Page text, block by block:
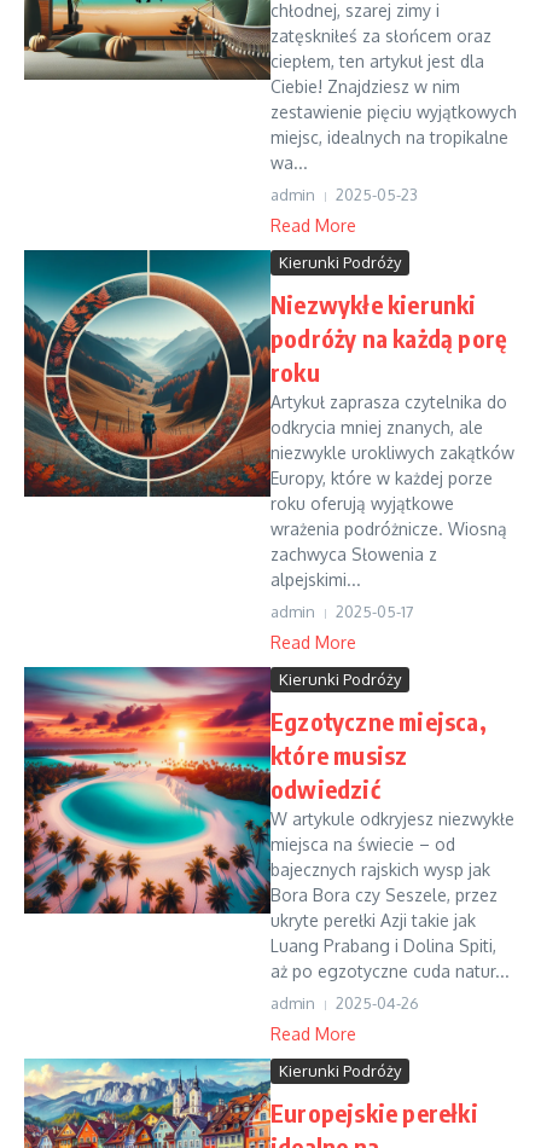
chłodnej, szarej zimy i
zatęskniłeś za słońcem oraz
ciepłem, ten artykuł jest dla
Ciebie! Znajdziesz w nim
zestawienie pięciu wyjątkowych
miejsc, idealnych na tropikalne
wa...
admin 2025-05-23
Read More
Kierunki Podróży
Niezwykłe kierunki
podróży na każdą porę
roku
Artykuł zaprasza czytelnika do
odkrycia mniej znanych, ale
niezwykle urokliwych zakątków
Europy, które w każdej porze
roku oferują wyjątkowe
wrażenia podróżnicze. Wiosną
zachwyca Słowenia z
alpejskimi...
admin 2025-05-17
Read More
Kierunki Podróży
Egzotyczne miejsca,
które musisz
odwiedzić
W artykule odkryjesz niezwykłe
miejsca na świecie – od
bajecznych rajskich wysp jak
Bora Bora czy Seszele, przez
ukryte perełki Azji takie jak
Luang Prabang i Dolina Spiti,
aż po egzotyczne cuda natur...
admin 2025-04-26
Read More
Kierunki Podróży
Europejskie perełki